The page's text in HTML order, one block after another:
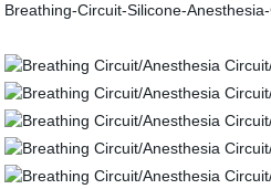
Breathing-Circuit-Silicone-